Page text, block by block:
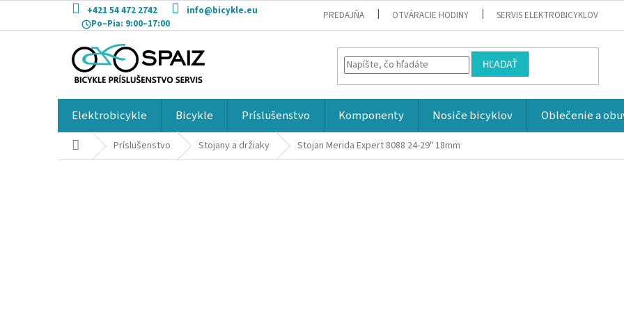
obsah
+421 54 472 2742
info@bicykle.eu
Po–Pia: 9:00–17:00
PREDAJŇA OTVÁRACIE HODINY SERVIS ELEKTROBICYKLOV
HĽADAŤ
Elektrobicykle Bicykle Príslušenstvo Komponenty Nosiče bicyklov Oblečenie a
DomovPríslušenstvo Stojany a držiaky Stojan Merida Expert 8088 24-29" 18mm